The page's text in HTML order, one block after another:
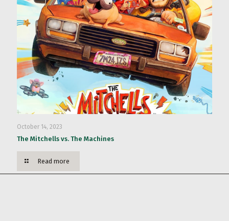
October 14, 2023
The Mitchells vs. The Machines
Read more